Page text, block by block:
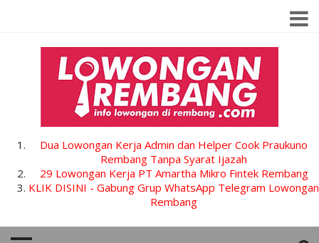
Dua Lowongan Kerja Admin dan Helper Cook Praukuno
Rembang Tanpa Syarat Ijazah
29 Lowongan Kerja PT Amartha Mikro Fintek Rembang
KLIK DISINI - Gabung Grup WhatsApp Telegram Lowongan
Rembang